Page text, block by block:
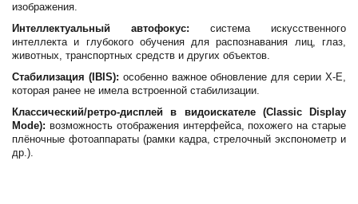
изображения.
Интеллектуальный автофокус: система искусственного
интеллекта и глубокого обучения для распознавания лиц, глаз,
животных, транспортных средств и других объектов.
Стабилизация (IBIS): особенно важное обновление для серии X-E,
которая ранее не имела встроенной стабилизации.
Классический/ретро-дисплей в видоискателе (Classic Display
Mode): возможность отображения интерфейса, похожего на старые
плёночные фотоаппараты (рамки кадра, стрелочный экспонометр и
др.).